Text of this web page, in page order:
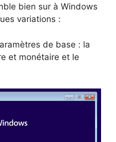
bien sur à Windows
variations :
de base : la
et monétaire et le